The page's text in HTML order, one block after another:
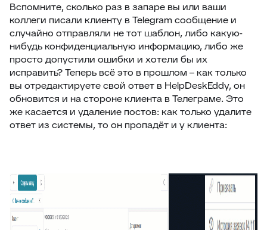
Вспомните, сколько раз в запаре вы или ваши
коллеги писали клиенту в Telegram сообщение и
случайно отправляли не тот шаблон, либо какую-
нибудь конфиденциальную информацию, либо же
просто допустили ошибки и хотели бы их
исправить? Теперь всё это в прошлом – как только
вы отредактируете свой ответ в HelpDeskEddy, он
обновится и на стороне клиента в Телеграме. Это
же касается и удаление постов: как только удалите
ответ из системы, то он пропадёт и у клиента: